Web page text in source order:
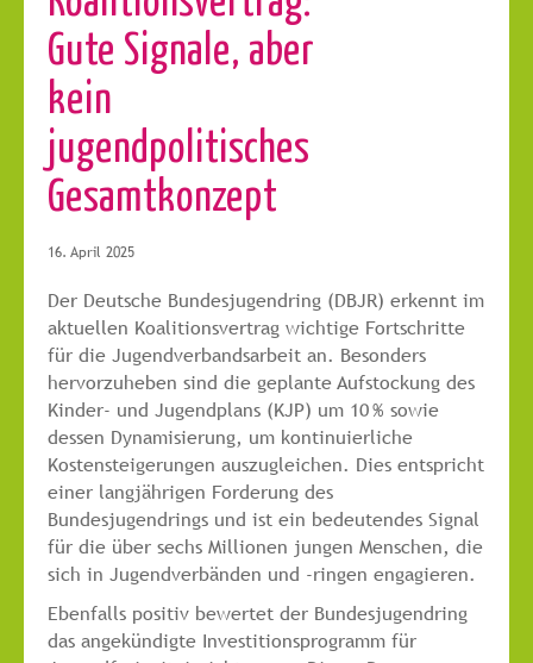
Gute Signale, aber
kein
jugendpolitisches
Gesamtkonzept
16. April 2025
Der Deutsche Bundesjugendring (DBJR) erkennt im
aktuellen Koalitionsvertrag wichtige Fortschritte
für die Jugendverbandsarbeit an. Besonders
hervorzuheben sind die geplante Aufstockung des
Kinder- und Jugendplans (KJP) um 10 % sowie
dessen Dynamisierung, um kontinuierliche
Kostensteigerungen auszugleichen. Dies entspricht
einer langjährigen Forderung des
Bundesjugendrings und ist ein bedeutendes Signal
für die über sechs Millionen jungen Menschen, die
sich in Jugendverbänden und -ringen engagieren.
Ebenfalls positiv bewertet der Bundesjugendring
das angekündigte Investitionsprogramm für